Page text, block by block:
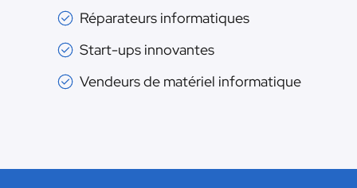
Réparateurs informatiques
Start-ups innovantes
Vendeurs de matériel informatique